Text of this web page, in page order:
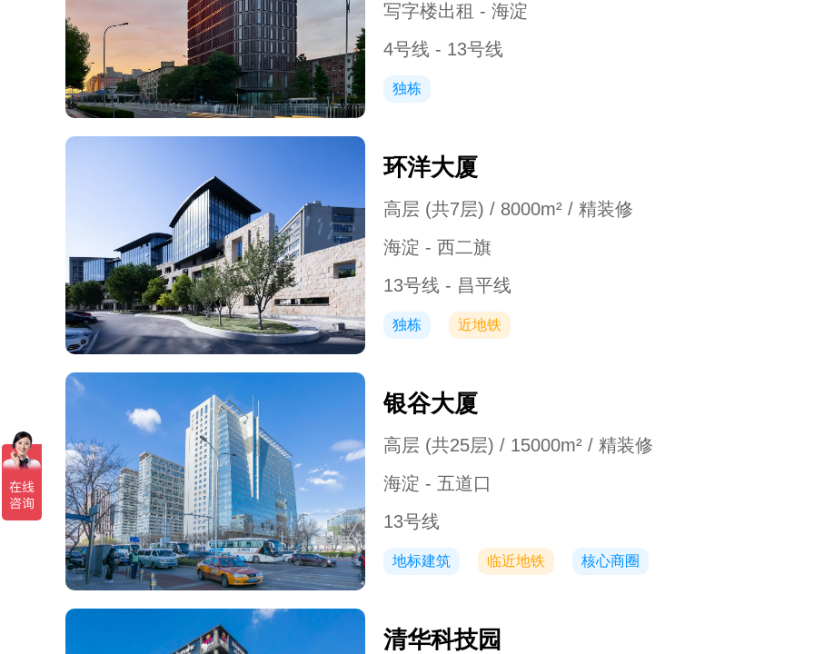
写字楼出租 - 海淀
4号线 - 13号线
独栋
环洋大厦
高层 (共7层) / 8000m² / 精装修
海淀 - 西二旗
13号线 - 昌平线
独栋 近地铁
银谷大厦
高层 (共25层) / 15000m² / 精装修
海淀 - 五道口
13号线
地标建筑 临近地铁 核心商圈
清华科技园